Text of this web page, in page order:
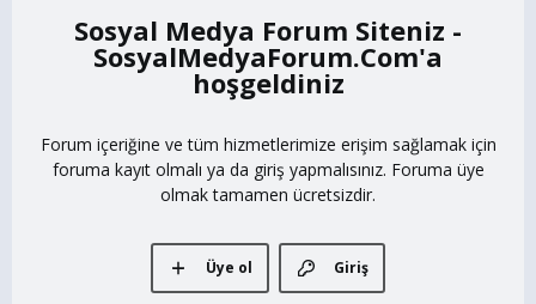
Sosyal Medya Forum Siteniz -
SosyalMedyaForum.Com
Forum içeriğine ve tüm hizmetlerimize erişim sağlamak için
foruma kayıt olmalı ya da giriş yapmalısınız. Foruma üye
olmak tamamen ücretsizdir.
Giriş
Üye ol